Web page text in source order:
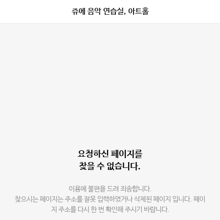
쥬에 음악 연습실, 아트홀
요청하신 페이지를
찾을 수 없습니다.
이용에 불편을 드려 죄송합니다.
찾으시는 페이지는 주소를 잘못 입력하였거나 삭제된 페이지 입니다. 페이
지 주소를 다시 한 번 확인해 주시기 바랍니다.